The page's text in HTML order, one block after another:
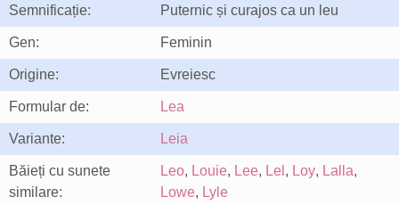
Semnificație: Puternic și curajos ca un leu
Gen: Feminin
Origine: Evreiesc
Formular de: Lea
Variante: Leia
Băieți cu sunete
similare:
Leo, Louie, Lee, Lel , Loy, Lalla,
Lowe, Lyle